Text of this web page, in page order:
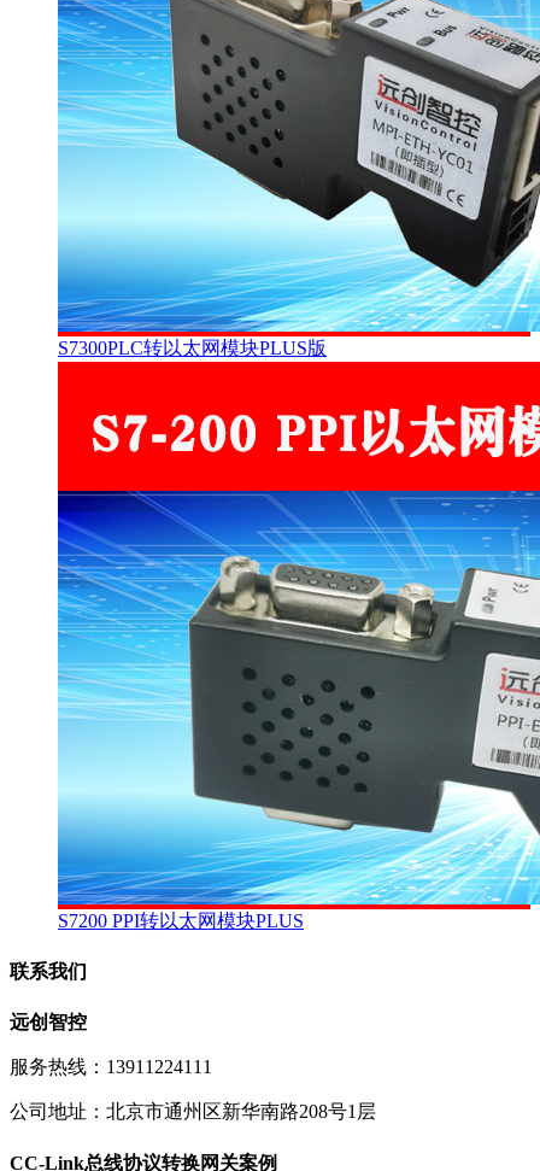
S7300PLC转以太网模块PLUS版
S7200 PPI转以太网模块PLUS
联系我们
远创智控
服务热线：13911224111
公司地址：北京市通州区新华南路208号1层
CC-Link总线协议转换网关案例